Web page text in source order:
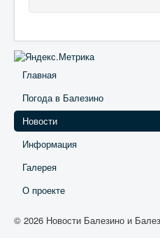
Главная
Погода в Балезино
Новости
Информация
Галерея
О проекте
© 2026 Новости Балезино и